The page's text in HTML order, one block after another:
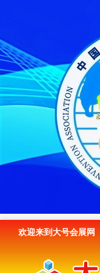
欢迎来到大号会展网